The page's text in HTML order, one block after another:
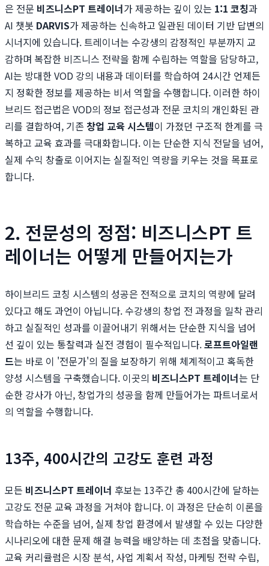
은 전문 비즈니스PT 트레이너가 제공하는 깊이 있는 1:1 코칭과
AI 챗봇 DARVIS가 제공하는 신속하고 일관된 데이터 기반 답변의
시너지에 있습니다. 트레이너는 수강생의 감정적인 부분까지 교
감하며 복잡한 비즈니스 전략을 함께 수립하는 역할을 담당하고,
AI는 방대한 VOD 강의 내용과 데이터를 학습하여 24시간 언제든
지 정확한 정보를 제공하는 비서 역할을 수행합니다. 이러한 하이
브리드 접근법은 VOD의 정보 접근성과 전문 코치의 개인화된 관
리를 결합하여, 기존 창업 교육 시스템이 가졌던 구조적 한계를 극
복하고 교육 효과를 극대화합니다. 이는 단순한 지식 전달을 넘어,
실제 수익 창출로 이어지는 실질적인 역량을 키우는 것을 목표로
합니다.
2. 전문성의 정점: 비즈니스PT 트
레이너는 어떻게 만들어지는가
하이브리드 코칭 시스템의 성공은 전적으로 코치의 역량에 달려
있다고 해도 과언이 아닙니다. 수강생의 창업 전 과정을 밀착 관리
하고 실질적인 성과를 이끌어내기 위해서는 단순한 지식을 넘어
선 깊이 있는 통찰력과 실전 경험이 필수적입니다.로프트아일랜
드는 바로 이 '전문가'의 질을 보장하기 위해 체계적이고 혹독한
양성 시스템을 구축했습니다. 이곳의 비즈니스PT 트레이너는 단
순한 강사가 아닌, 창업가의 성공을 함께 만들어가는 파트너로서
의 역할을 수행합니다.
13주, 400시간의 고강도 훈련 과정
모든 비즈니스PT 트레이너 후보는 13주간 총 400시간에 달하는
고강도 전문 교육 과정을 거쳐야 합니다. 이 과정은 단순히 이론을
학습하는 수준을 넘어, 실제 창업 환경에서 발생할 수 있는 다양한
시나리오에 대한 문제 해결 능력을 배양하는 데 초점을 맞춥니다.
교육 커리큘럼은 시장 분석, 사업 계획서 작성, 마케팅 전략 수립,